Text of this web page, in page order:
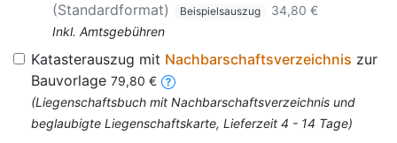
(Standardformat)
Beispielsauszug
34,80 €
Inkl. Amtsgebühren
Katasterauszug mit Nachbarschaftsverzeichnis zur
Bauvorlage 79,80 €
(Liegenschaftsbuch mit Nachbarschaftsverzeichnis und
beglaubigte Liegenschaftskarte, Lieferzeit 4 - 14 Tage)